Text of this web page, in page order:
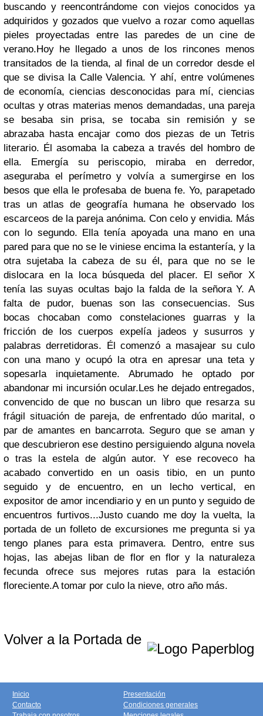
buscando y reencontrándome con viejos conocidos ya
adquiridos y gozados que vuelvo a rozar como aquellas
pieles proyectadas entre las paredes de un cine de
verano.Hoy he llegado a unos de los rincones menos
transitados de la tienda, al final de un corredor desde el
que se divisa la Calle Valencia. Y ahí, entre volúmenes
de economía, ciencias desconocidas para mí, ciencias
ocultas y otras materias menos demandadas, una pareja
se besaba sin prisa, se tocaba sin remisión y se
abrazaba hasta encajar como dos piezas de un Tetris
literario. Él asomaba la cabeza a través del hombro de
ella. Emergía su periscopio, miraba en derredor,
aseguraba el perímetro y volvía a sumergirse en los
besos que ella le profesaba de buena fe. Yo, parapetado
tras un atlas de geografía humana he observado los
escarceos de la pareja anónima. Con celo y envidia. Más
con lo segundo. Ella tenía apoyada una mano en una
pared para que no se le viniese encima la estantería, y la
otra sujetaba la cabeza de su él, para que no se le
dislocara en la loca búsqueda del placer. El señor X
tenía las suyas ocultas bajo la falda de la señora Y. A
falta de pudor, buenas son las consecuencias. Sus
bocas chocaban como constelaciones guarras y la
fricción de los cuerpos expelía jadeos y susurros y
palabras derretidoras. Él comenzó a masajear su culo
con una mano y ocupó la otra en apresar una teta y
sopesarla inquietamente. Abrumado he optado por
abandonar mi incursión ocular.Les he dejado entregados,
convencido de que no buscan un libro que resarza su
frágil situación de pareja, de enfrentado dúo marital, o
par de amantes en bancarrota. Seguro que se aman y
que descubrieron ese destino persiguiendo alguna novela
o tras la estela de algún autor. Y ese recoveco ha
acabado convertido en un oasis tibio, en un punto
seguido y de encuentro, en un lecho vertical, en
expositor de amor incendiario y en un punto y seguido de
encuentros furtivos...Justo cuando me doy la vuelta, la
portada de un folleto de excursiones me pregunta si ya
tengo planes para esta primavera. Dentro, entre sus
hojas, las abejas liban de flor en flor y la naturaleza
fecunda ofrece sus mejores rutas para la estación
floreciente.A tomar por culo la nieve, otro año más.
Volver a la Portada de
Inicio
Contacto
Presentación
Condiciones generales